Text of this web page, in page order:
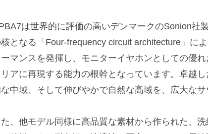
は世界的に評価の高いデンマークのSonion社
となる「Four-frequency circuit architecture」に
マンスを発揮し、モニターイヤホンとしての優
アに再現する能力の根幹となっています。卓越
中域、そして伸びやかで自然な高域を、広大な
、他モデル同様に高品質な素材から作られた、